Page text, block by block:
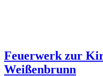
Feuerwerk zur
Weißenbrunn